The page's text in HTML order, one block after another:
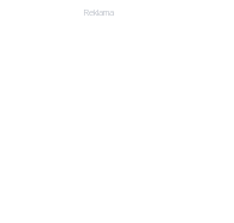
Reklama